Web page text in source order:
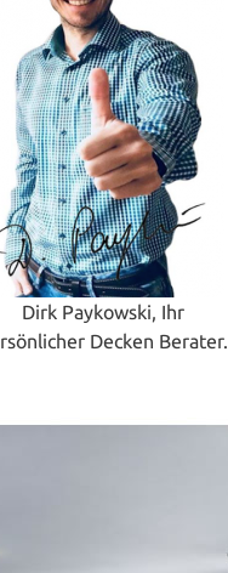
Dirk Paykowski, Ihr
Decken Berater.